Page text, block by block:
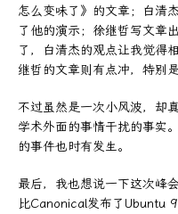
怎么变味了》的文章；白清
了他的演示；徐继哲写文章
了，白清杰的观点让我觉得
继哲的文章则有点冲，特别
不过虽然是一次小风波，却
学术外面的事情干扰的事实
的事件也时有发生。
最后，我也想说一下这次峰
比Canonical发布了Ubuntu